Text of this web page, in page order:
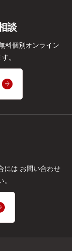
談
料個別オンライン
。
には お問い合わせ